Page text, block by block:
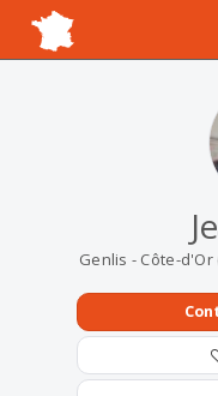
Genlis - Côte-d'Or